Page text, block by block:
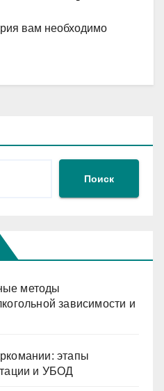
вам необходимо
Поиск
методы
зависимости и
этапы
и УБОД